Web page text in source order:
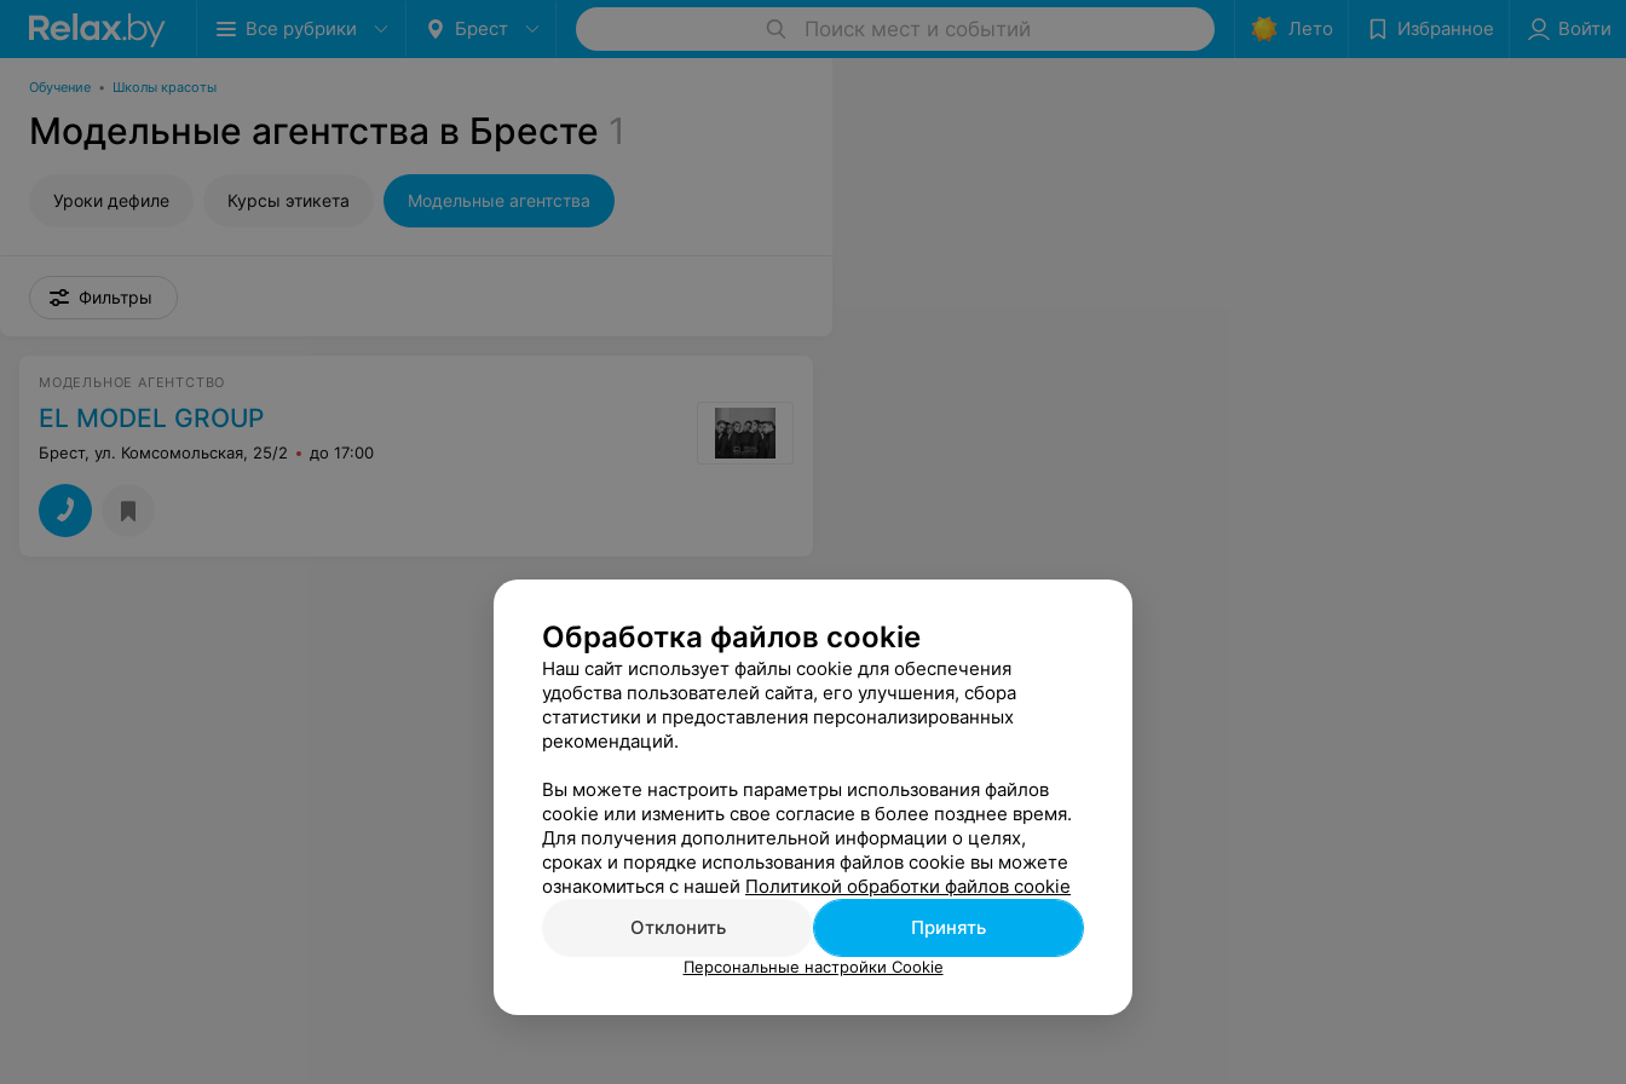
Все рубрики Брест Поиск мест и событий Лето Избранное Войти
Обучение • Школы красоты
Модельные агентства в Бресте 1
Уроки дефиле Курсы этикета Модельные агентства
Фильтры
МОДЕЛЬНОЕ АГЕНТСТВО
EL MODEL GROUP
Брест, ул. Комсомольская, 25/2 до 17:00
Обработка файлов cookie
Наш сайт использует файлы cookie для обеспечения
удобства пользователей сайта, его улучшения, сбора
статистики и предоставления персонализированных
рекомендаций.
Вы можете настроить параметры использования файлов
cookie или изменить свое согласие в более позднее время.
Для получения дополнительной информации о целях,
сроках и порядке использования файлов cookie вы можете
ознакомиться с нашей Политикой обработки файлов cookie
Отклонить
Принять
Персональные настройки Cookie